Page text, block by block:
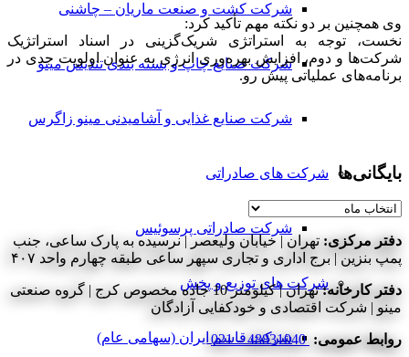
شرکت کشت و صنعت ماریان – چاشنی
شرکت صنایع چاپ و بسته بندی تندیس مینو
شرکت صنایع غذایی و آشامیدنی مینو زاگرس
شرکت های صادراتی
شرکت صادراتی پرسوئیس
شرکت های توزیع و پخش
شرکت قاسم ایران (سهامی عام)
وی همچنین بر دو نکته مهم تأکید کرد:
نخست، توجه به استراتژی شریک‌گزینی در اسناد استراتژیک
شرکت‌ها و دوم، افزایش بهره‌وری انرژی به عنوان اولویت‌ جدی در
برنامه‌های عملیاتی پیش رو.
بایگانی‌ها
بایگانی‌ها
دفتر مرکزی: تهران | خیابان ولیعصر | نرسیده به پارک ساعی، جنب
پمپ بنزین | برج اداری و تجاری سپهر ساعی طبقه چهارم واحد ۴۰۷
دفتر کارخانه:
تهران | کیلومتر 10 جاده مخصوص کرج | گروه صنعتی
مینو | شرکت اقتصادی و خودکفایی آزادگان
روابط عمومی: 48831040 – 021